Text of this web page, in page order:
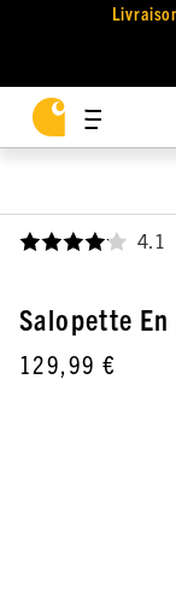
4.1
Salopette En
129,99 €